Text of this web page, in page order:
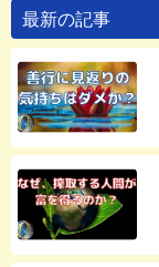
最新の記事